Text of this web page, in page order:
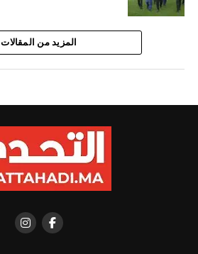
المزيد من المقالات